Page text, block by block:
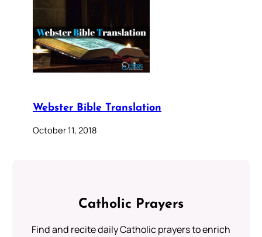
Webster Bible Translation
October 11, 2018
Catholic Prayers
Find and recite daily Catholic prayers to enrich